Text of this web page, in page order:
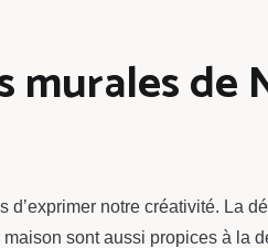
de
notre créativité. La
sont aussi propices à la